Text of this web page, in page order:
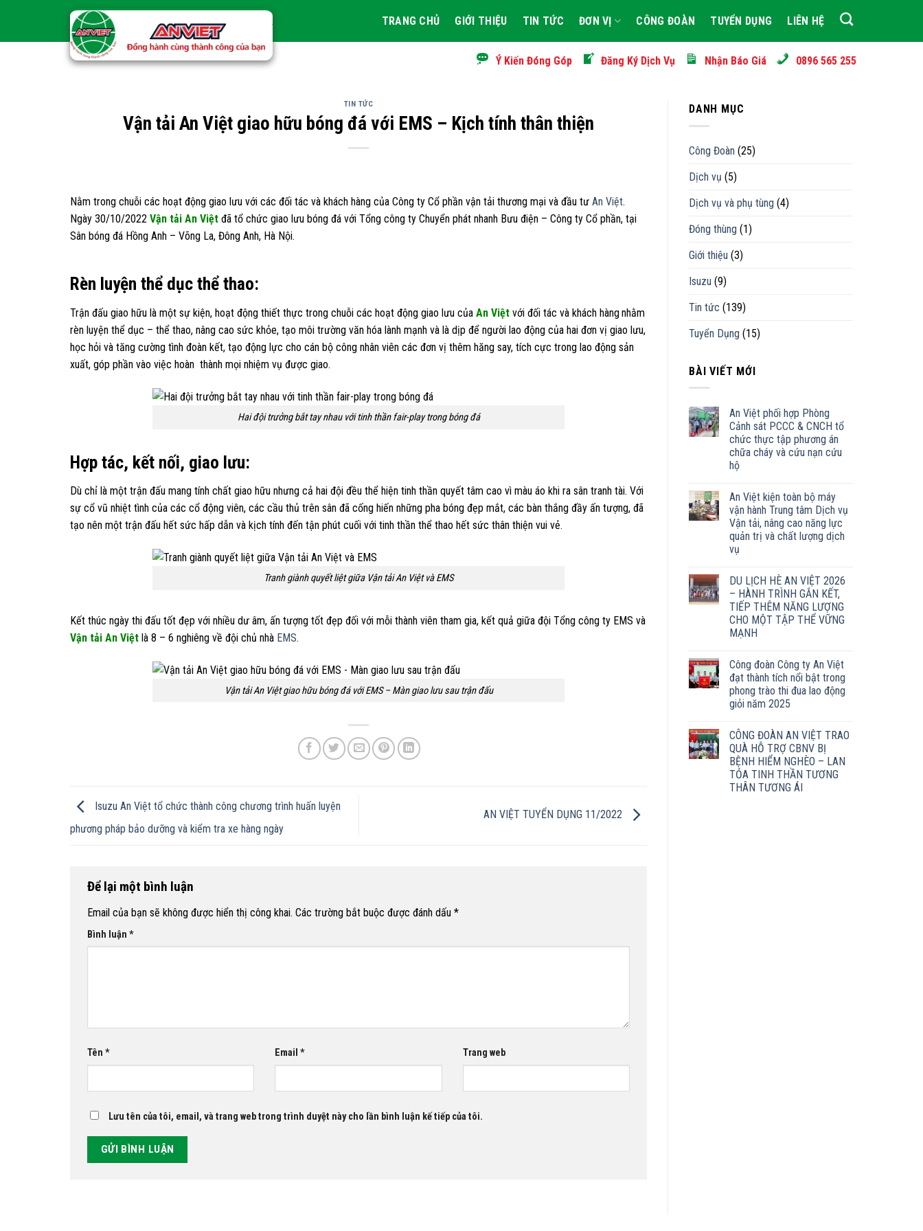
content
TRANG CHỦ GIỚI THIỆU TIN TỨC ĐƠN VỊ CÔNG ĐOÀN TUYỂN DỤNG LIÊN HỆ
Ý Kiến Đóng Góp Đăng Ký Dịch Vụ Nhận Báo Giá 0896 565 255
TIN TỨC
Vận tải An Việt giao hữu bóng đá với EMS – Kịch tính thân thiện
Nằm trong chuỗi các hoạt động giao lưu với các đối tác và khách hàng của Công ty Cổ phần vận tải thương mại và đầu tư An Việt.
Ngày 30/10/2022 Vận tải An Việt đã tổ chức giao lưu bóng đá với Tổng công ty Chuyển phát nhanh Bưu điện – Công ty Cổ phần, tại
Sân bóng đá Hồng Anh – Võng La, Đông Anh, Hà Nội.
Rèn luyện thể dục thể thao:
Trận đấu giao hữu là một sự kiện, hoạt động thiết thực trong chuỗi các hoạt động giao lưu của An Việt với đối tác và khách hàngnhằm
rèn luyện thể dục – thể thao, nâng cao sức khỏe, tạo môi trường văn hóa lành mạnh và là dịp để người lao động của hai đơn vị giao lưu,
học hỏi và tăng cường tình đoàn kết, tạo động lực cho cán bộ công nhân viên các đơn vị thêm hăng say, tích cực trong lao động sản
xuất, góp phần vào việc hoàn thành mọi nhiệm vụ được giao.
Hai đội trưởng bắt tay nhau với tinh thần fair-play trong bóng đá
Hợp tác, kết nối, giao lưu:
Dù chỉ là một trận đấu mang tính chất giao hữu nhưng cả hai đội đều thể hiện tinh thần quyết tâm cao vì màu áo khi ra sân tranh tài. Với
sự cổ vũ nhiệt tình của các cổ động viên, các cầu thủ trên sân đã cống hiến những pha bóng đẹp mắt, các bàn thắng đầy ấn tượng, đã
tạo nên một trận đấu hết sức hấp dẫn và kịch tính đến tận phút cuối với tinh thần thể thao hết sức thân thiện vui vẻ.
Tranh giành quyết liệt giữa Vận tải An Việt và EMS
Kết thúc ngày thi đấu tốt đẹp với nhiều dư âm, ấn tượng tốt đẹp đối với mỗi thành viên tham gia, kết quả giữa đội Tổng công ty EMS và
Vận tải An Việt là 8 – 6 nghiêng về đội chủ nhà EMS.
Vận tải An Việt giao hữu bóng đá với EMS – Màn giao lưu sau trận đấu
Isuzu An Việt tổ chức thành công chương trình huấn luyện
phương pháp bảo dưỡng và kiểm tra xe hàng ngày
AN VIỆT TUYỂN DỤNG 11/2022
Để lại một bình luận
Email của bạn sẽ không được hiển thị công khai. Các trường bắt buộc được đánh dấu *
Bình luận *
Tên * Email* Trang web
Lưu tên của tôi, email, và trang web trong trình duyệt này cho lần bình luận kế tiếp của tôi.
DANH MỤC
Công Đoàn (25)
Dịch vụ (5)
Dịch vụ và phụ tùng (4)
Đóng thùng (1)
Giới thiệu (3)
Isuzu (9)
Tin tức (139)
Tuyển Dụng (15)
BÀI VIẾT MỚI
An Việt phối hợp Phòng
Cảnh sát PCCC & CNCH tổ
chức thực tập phương án
chữa cháy và cứu nạn cứu
hộ
An Việt kiện toàn bộ máy
vận hành Trung tâm Dịch vụ
Vận tải, nâng cao năng lực
quản trị và chất lượng dịch
vụ
DU LỊCH HÈ AN VIỆT 2026
– HÀNH TRÌNH GẮN KẾT,
TIẾP THÊM NĂNG LƯỢNG
CHO MỘT TẬP THỂ VỮNG
MẠNH
Công đoàn Công ty An Việt
đạt thành tích nổi bật trong
phong trào thi đua lao động
giỏi năm 2025
CÔNG ĐOÀN AN VIỆT TRAO
QUÀ HỖ TRỢ CBNV BỊ
BỆNH HIỂM NGHÈO – LAN
TỎA TINH THẦN TƯƠNG
THÂN TƯƠNG ÁI